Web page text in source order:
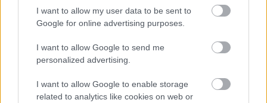
I want to allow my user data to be sent to
Google for online advertising purposes.
I want to allow Google to send me
personalized advertising.
I want to allow Google to enable storage
related to analytics like cookies on web or
ZÁHRADA